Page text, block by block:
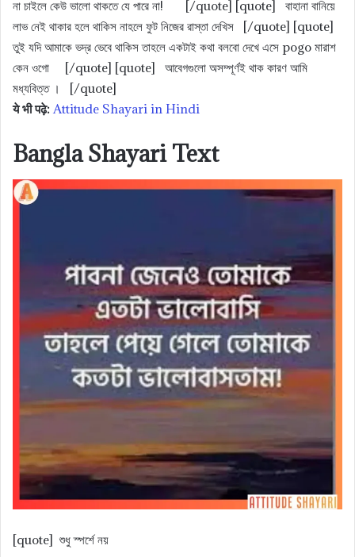
না চাইলে কেউ ভালো থাকতে যে পারে না! [/quote] [quote] বাহানা বানিয়ে
লাভ নেই থাকার হলে থাকিস নাহলে ফুট নিজের রাস্তা দেখিস [/quote] [quote]
তুই যদি আমাকে ভদ্র ভেবে থাকিস তাহলে একটাই কথা বলবো দেখে এসে pogo মারাশ
কেন ওগো [/quote] [quote] আবেগগুলো অসম্পূর্ণই থাক কারণ আমি
মধ্যবিত্ত । [/quote]
ये भी पढ़े: Attitude Shayari in Hindi
Bangla Shayari Text
[quote] শুধু স্পর্শে নয়